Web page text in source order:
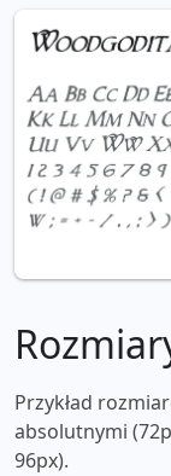
Przykład
absolutnymi
96px).